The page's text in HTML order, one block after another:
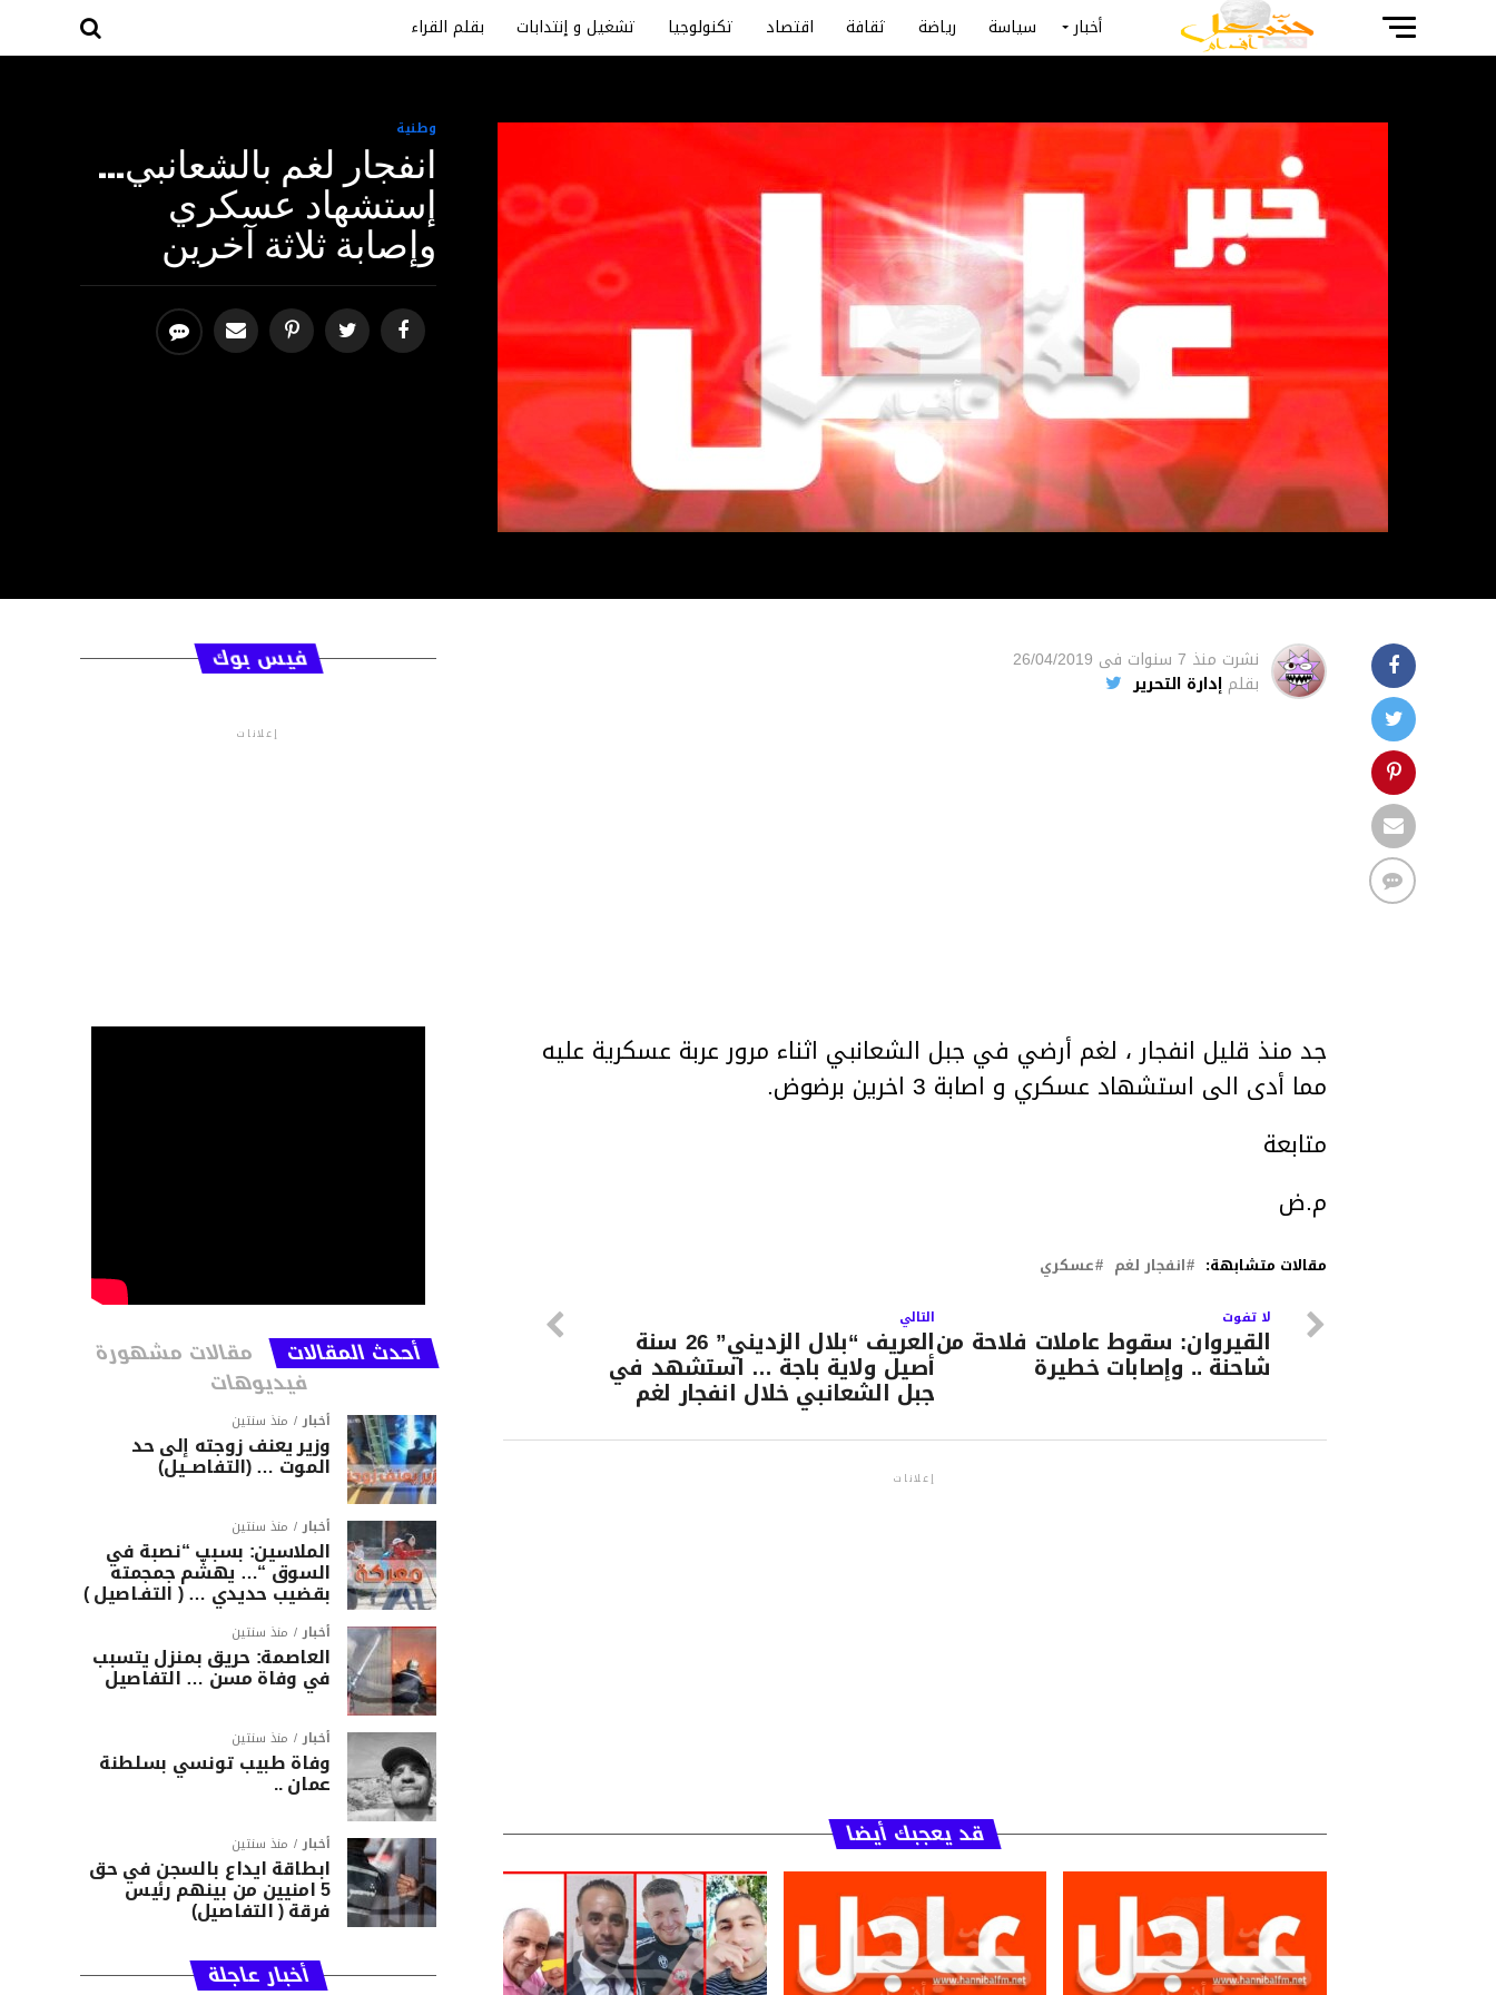
أخبار سياسة رياضة ثقافة اقتصاد تكنولوجيا تشغيل و إنتدابات بقلم القراء
وطنية
انفجار لغم بالشعانبي…
إستشهاد عسكري
وإصابة ثلاثة آخرين
نشرت منذ 7 سنوات فى 26/04/2019
بقلم إدارة التحرير
جد منذ قليل انفجار ، لغم أرضي في جبل الشعانبي اثناء مرور عربة عسكرية عليه
مما أدى الى استشهاد عسكري و اصابة 3 اخرين برضوض.
متابعة
م.ض
مقالات متشابهة: انفجار لغم عسكري
التالي
العريف “بلال الزديني” 26 سنة
أصيل ولاية باجة … استشهد في
جبل الشعانبي خلال انفجار لغم
لا تفوت
القيروان: سقوط عاملات فلاحة من
شاحنة .. وإصابات خطيرة
إعلانات
قد يعجبك أيضا
فيس بوك
إعلانات
أحدث المقالات مقالات مشهورة
فيديوهات
أخبار منذ سنتين
وزير يعنف زوجته إلى حد
الموت … (التفاصــيل)
أخبار منذ سنتين
الملاسين: بسبب “نصبة في
السوق “… يهشّم جمجمته
بقضيب حديدي … ( التفـاصيل )
أخبار منذ سنتين
العاصمة: حريق بمنزل يتسبب
في وفاة مسن … التفاصيل
أخبار منذ سنتين
وفاة طبيب تونسي بسلطنة
عمان ..
أخبار منذ سنتين
ابطاقة ايداع بالسجن في حق
5 امنيين من بينهم رئيس
فرقة ( التفاصيل)
أخبار عاجلة